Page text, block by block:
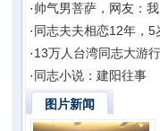
·帅气男菩萨，网友：
·同志夫夫相恋12年，5
·13万人台湾同志大游
·同志小说：建阳往事
图片新闻